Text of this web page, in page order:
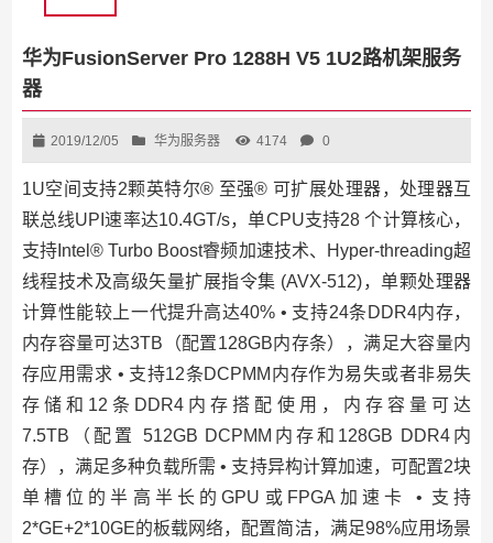
华为FusionServer Pro 1288H V5 1U2路机架服务
器
2019/12/05 华为服务器 4174 0
1U空间支持2颗英特尔® 至强® 可扩展处理器，处理器互
联总线UPI速率达10.4GT/s，单CPU支持28 个计算核心，
支持Intel® Turbo Boost睿频加速技术、Hyper-threading超
线程技术及高级矢量扩展指令集 (AVX-512)，单颗处理器
计算性能较上一代提升高达40% • 支持24条DDR4内存，
内存容量可达3TB（配置128GB内存条），满足大容量内
存应用需求 • 支持12条DCPMM内存作为易失或者非易失
存储和12条DDR4内存搭配使用，内存容量可达
7.5TB（配置 512GB DCPMM内存和128GB DDR4内
存），满足多种负载所需 • 支持异构计算加速，可配置2块
单槽位的半高半长的GPU或FPGA加速卡 • 支持
2*GE+2*10GE的板载网络，配置简洁，满足98%应用场景